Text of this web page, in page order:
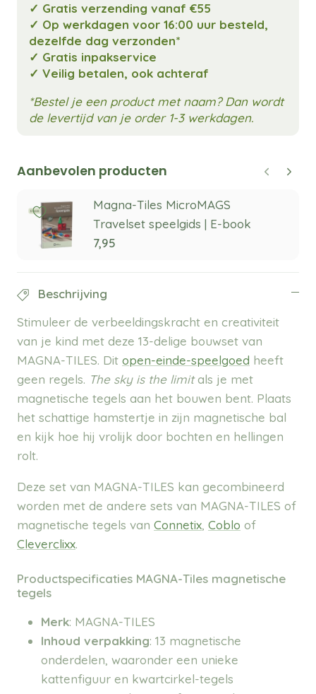
✓ Gratis verzending vanaf €55
✓ Op werkdagen voor 16:00 uur besteld,
dezelfde dag verzonden*
✓ Gratis inpakservice
✓ Veilig betalen, ook achteraf
*Bestel je een product met naam? Dan wordt
de levertijd van je order 1-3 werkdagen.
Aanbevolen producten
Magna-Tiles MicroMAGS
Travelset speelgids | E-book
7,95
Beschrijving
Stimuleer de verbeeldingskracht en creativiteit
van je kind met deze 13-delige bouwset van
MAGNA-TILES. Dit open-einde-speelgoed heeft
geen regels. The sky is the limitals je met
magnetische tegels aan het bouwen bent. Plaats
het schattige hamstertje in zijn magnetische bal
en kijk hoe hij vrolijk door bochten en hellingen
rolt.
Deze set van MAGNA-TILES kan gecombineerd
worden met de andere sets van MAGNA-TILES of
magnetische tegels van Connetix, Coblo of
Cleverclixx.
Productspecificaties MAGNA-Tiles magnetische
tegels
Merk: MAGNA-TILES
Inhoud verpakking: 13 magnetische
onderdelen, waaronder een unieke
kattenfiguur en kwartcirkel-tegels